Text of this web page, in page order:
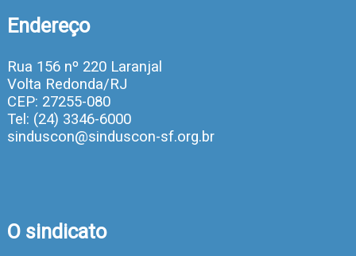
Endereço
Rua 156 nº 220 Laranjal
Volta Redonda/RJ
CEP: 27255-080
Tel: (24) 3346-6000
sinduscon@sinduscon-sf.org.br
O sindicato